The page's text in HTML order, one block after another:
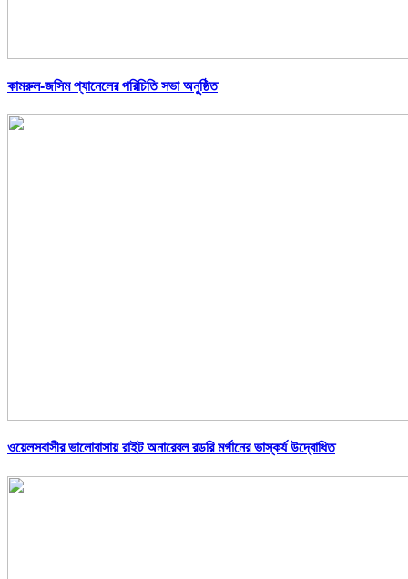
কামরুল-জসিম প্যানেলের পরিচিতি সভা অনুষ্ঠিত
ওয়েলসবাসীর ভালোবাসায় রাইট অনারেবল রডরি মর্গানের ভাস্কর্য উদ্বোধিত